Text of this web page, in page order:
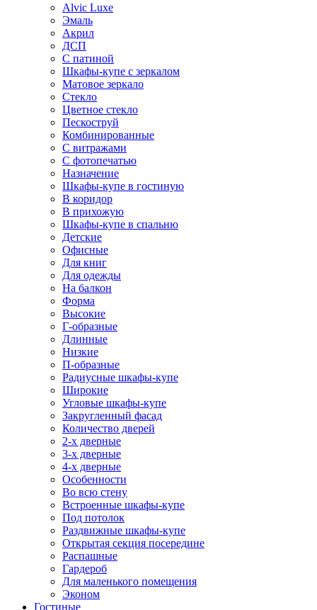
Alvic Luxe
Эмаль
Акрил
ДСП
С патиной
Шкафы-купе с зеркалом
Матовое зеркало
Стекло
Цветное стекло
Пескоструй
Комбинированные
С витражами
С фотопечатью
Назначение
Шкафы-купе в гостиную
В коридор
В прихожую
Шкафы-купе в спальню
Детские
Офисные
Для книг
Для одежды
На балкон
Форма
Высокие
Г-образные
Длинные
Низкие
П-образные
Радиусные шкафы-купе
Широкие
Угловые шкафы-купе
Закругленный фасад
Количество дверей
2-х дверные
3-х дверные
4-х дверные
Особенности
Во всю стену
Встроенные шкафы-купе
Под потолок
Раздвижные шкафы-купе
Открытая секция посередине
Распашные
Гардероб
Для маленького помещения
Эконом
Гостиные